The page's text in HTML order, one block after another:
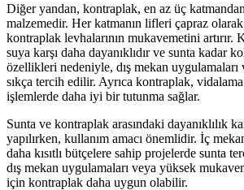
Diğer yandan, kontraplak, en az üç
malzemedir. Her katmanın lifleri çapraz
kontraplak levhalarının mukavemetini artırır.
suya karşı daha dayanıklıdır ve sunta kadar
özellikleri nedeniyle, dış mekan uygulamaları
sıkça tercih edilir. Ayrıca kontraplak,
işlemlerde daha iyi bir tutunma sağlar.
Sunta ve kontraplak arasındaki dayanıklılık
yapılırken, kullanım amacı önemlidir. İç
daha kısıtlı bütçelere sahip projelerde sunta
dış mekan uygulamaları veya yüksek
için kontraplak daha uygun olabilir.